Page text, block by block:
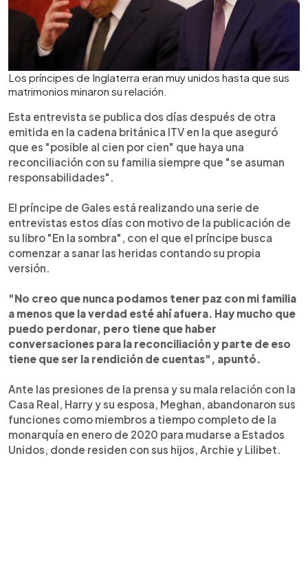
Los príncipes de Inglaterra eran muy unidos hasta que sus
matrimonios minaron su relación.
Esta entrevista se publica dos días después de otra
emitida en la cadena británica ITV en la que aseguró
que es "posible al cien por cien" que haya una
reconciliación con su familia siempre que "se asuman
responsabilidades".
El príncipe de Gales está realizando una serie de
entrevistas estos días con motivo de la publicación de
su libro "En la sombra", con el que el príncipe busca
comenzar a sanar las heridas contando su propia
versión.
"No creo que nunca podamos tener paz con mi familia
a menos que la verdad esté ahí afuera. Hay mucho que
puedo perdonar, pero tiene que haber
conversaciones para la reconciliación y parte de eso
tiene que ser la rendición de cuentas", apuntó.
Ante las presiones de la prensa y su mala relación con la
Casa Real, Harry y su esposa, Meghan, abandonaron sus
funciones como miembros a tiempo completo de la
monarquía en enero de 2020 para mudarse a Estados
Unidos, donde residen con sus hijos, Archie y Lilibet.